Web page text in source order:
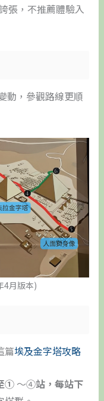
張，不推薦體驗入
動，參觀路線更順
4月版本)
篇埃及金字塔攻略
① ～④站，每站下